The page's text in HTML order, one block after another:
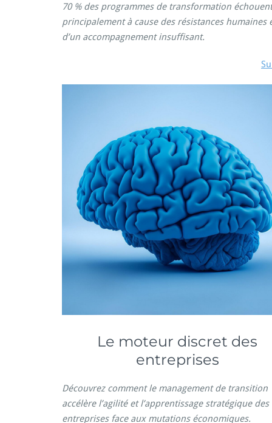
70 % des programmes de transformation
principalement à cause des résistances humaines
d’un accompagnement insuffisant.
Le moteur discret des
entreprises
Découvrez comment le management de transition
accélère l’agilité et l’apprentissage stratégique des
entreprises face aux mutations économiques.